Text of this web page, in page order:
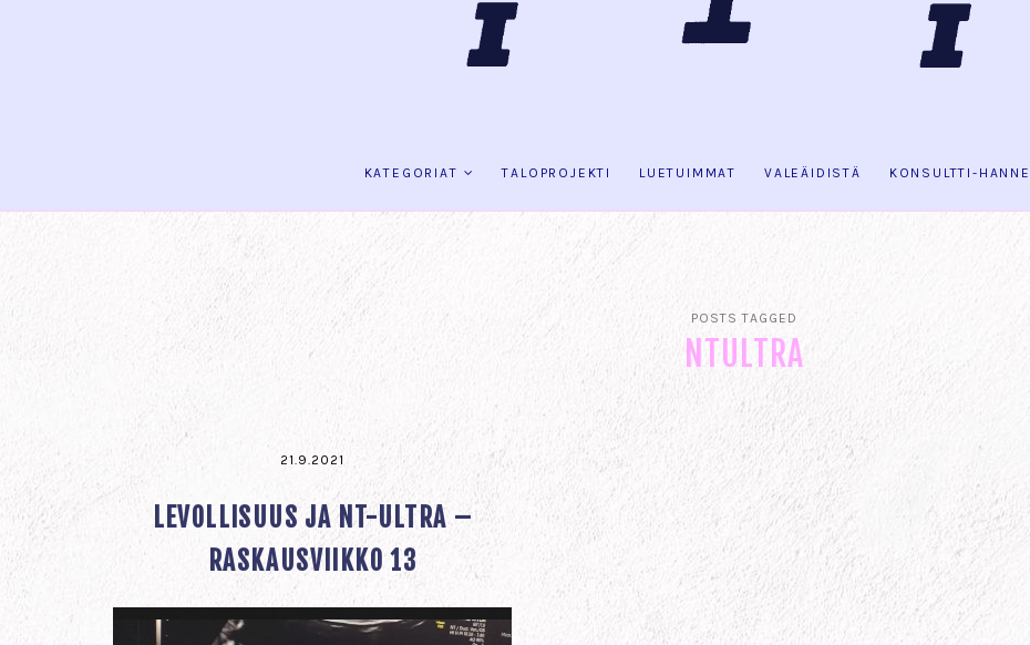
KATEGORIAT TALOPROJEKTI LUETUIMMAT VALEÄIDISTÄ KONSULTTI-HANNE
POSTS TAGGED
NTULTRA
21.9.2021
LEVOLLISUUS JA NT-ULTRA –
RASKAUSVIIKKO 13